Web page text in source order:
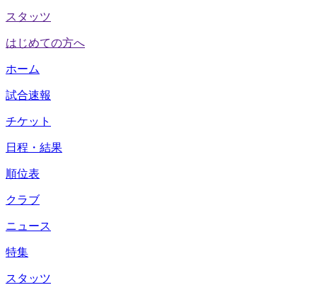
スタッツ
はじめての方へ
ホーム
試合速報
チケット
日程・結果
順位表
クラブ
ニュース
特集
スタッツ